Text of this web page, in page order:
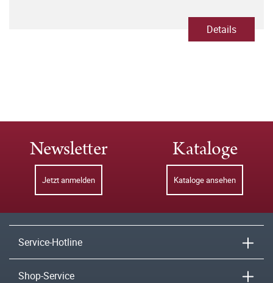
Details
Newsletter
Jetzt anmelden
Kataloge
Kataloge ansehen
Service-Hotline
Shop-Service